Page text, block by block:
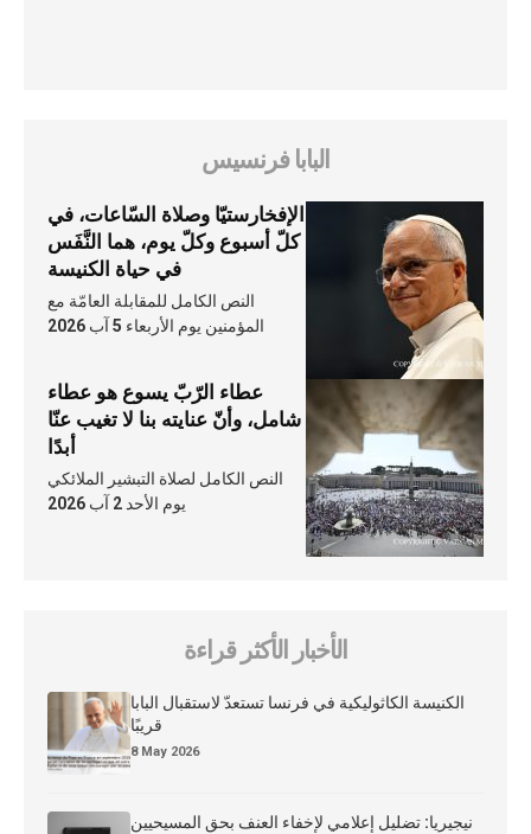
البابا فرنسيس
الإفخارستيّا وصلاة السّاعات، في
كلّ أسبوع وكلّ يوم، هما النَّفَس
في حياة الكنيسة
النص الكامل للمقابلة العامّة مع
المؤمنين يوم الأربعاء 5 آب 2026
عطاء الرّبّ يسوع هو عطاء
شامل، وأنّ عنايته بنا لا تغيب عنّا
أبدًا
النص الكامل لصلاة التبشير الملائكي
يوم الأحد 2 آب 2026
الأخبار الأكثر قراءة
الكنيسة الكاثوليكية في فرنسا تستعدّ لاستقبال البابا
قريبًا
8 May 2026
نيجيريا: تضليل إعلامي لإخفاء العنف بحق المسيحيين